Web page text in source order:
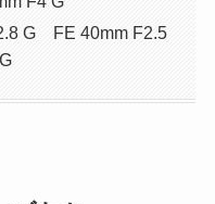
G FE 40mm F2.5